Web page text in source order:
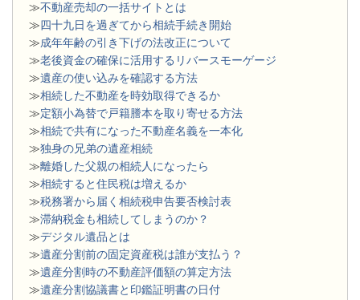
≫不動産売却の一括サイトとは
≫四十九日を過ぎてから相続手続き開始
≫成年年齢の引き下げの法改正について
≫老後資金の確保に活用するリバースモーゲージ
≫遺産の使い込みを確認する方法
≫相続した不動産を時効取得できるか
≫定額小為替で戸籍謄本を取り寄せる方法
≫相続で共有になった不動産名義を一本化
≫独身の兄弟の遺産相続
≫離婚した父親の相続人になったら
≫相続すると住民税は増えるか
≫税務署から届く相続税申告要否検討表
≫滞納税金も相続してしまうのか？
≫デジタル遺品とは
≫遺産分割前の固定資産税は誰が支払う？
≫遺産分割時の不動産評価額の算定方法
≫遺産分割協議書と印鑑証明書の日付